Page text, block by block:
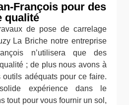
François pour des
qualité
de pose de carrelage
La Briche notre entreprise
n’utilisera que des
; de plus nous avons à
adéquats pour ce faire.
expérience dans le
tout pour vous fournir un sol,